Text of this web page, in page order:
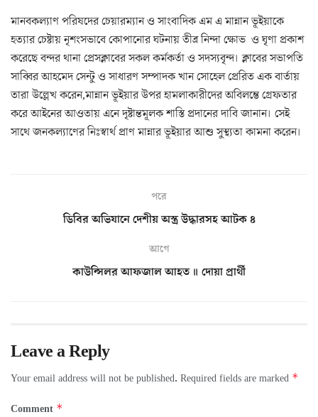
মানবকল্যাণ পরিষদের চেয়ারম্যান ও সাংবাদিক এম এ মান্নান ভূইয়াকে
হত্যার চেষ্টায় নৃশংসভাবে কোপানোর ঘটনায় তীব্র নিন্দা ক্ষোভ ও ঘৃণা প্রকাশ
করেছে বন্দর থানা প্রেসক্লাবের সকল কর্মকর্তা ও সদস্যবৃন্দ। ক্লাবের সভাপতি
সাব্বির আহমেদ সেন্টু ও সাধারণ সম্পাদক খান সোহেল প্রেরিত এক বার্তায়
তারা উল্লেখ করেন,মান্নান ভূইয়ার উপর হামলাকারীদের অবিলম্ভে গ্রেফতার
করে আইনের আওতায় এনে দৃষ্টান্তমূলক শাস্তি প্রদানের দাবি জানান। সেই
সাথে জনকল্যাণের নিঃস্বার্থ প্রাণ মান্নার ভূইয়ার আশু সুস্থ্যতা কামনা করেন।
পরে
ডিবির অভিযানে দেশীয় অস্ত্র উদ্ধারসহ আটক ৪
আগে
কাউন্সিলর আফজাল আহত ॥ দোয়া প্রার্থী
Leave a Reply
Your email address will not be published. Required fields are marked *
Comment *